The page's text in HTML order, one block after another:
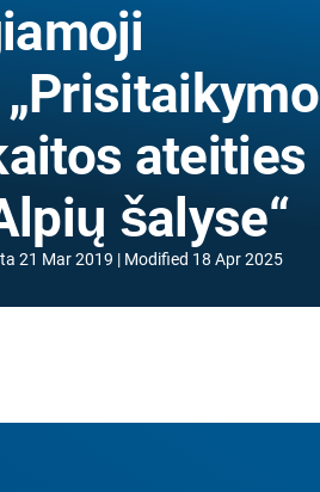
ateities
šalyse“
21 Mar 2019 Modified 18 Apr 2025